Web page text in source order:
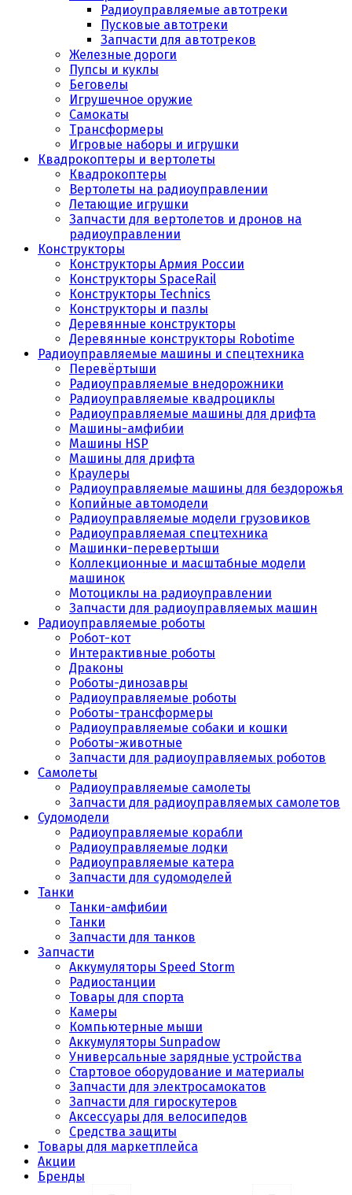
Радиоуправляемые автотреки
Пусковые автотреки
Запчасти для автотреков
Железные дороги
Пупсы и куклы
Беговелы
Игрушечное оружие
Самокаты
Трансформеры
Игровые наборы и игрушки
Квадрокоптеры и вертолеты
Квадрокоптеры
Вертолеты на радиоуправлении
Летающие игрушки
Запчасти для вертолетов и дронов на
радиоуправлении
Конструкторы
Конструкторы Армия России
Конструкторы SpaceRail
Конструкторы Technics
Конструкторы и пазлы
Деревянные конструкторы
Деревянные конструкторы Robotime
Радиоуправляемые машины и спецтехника
Перевёртыши
Радиоуправляемые внедорожники
Радиоуправляемые квадроциклы
Радиоуправляемые машины для дрифта
Машины-амфибии
Машины HSP
Машины для дрифта
Краулеры
Радиоуправляемые машины для бездорожья
Копийные автомодели
Радиоуправляемые модели грузовиков
Радиоуправляемая спецтехника
Машинки-перевертыши
Коллекционные и масштабные модели
машинок
Мотоциклы на радиоуправлении
Запчасти для радиоуправляемых машин
Радиоуправляемые роботы
Робот-кот
Интерактивные роботы
Драконы
Роботы-динозавры
Радиоуправляемые роботы
Роботы-трансформеры
Радиоуправляемые собаки и кошки
Роботы-животные
Запчасти для радиоуправляемых роботов
Самолеты
Радиоуправляемые самолеты
Запчасти для радиоуправляемых самолетов
Судомодели
Радиоуправляемые корабли
Радиоуправляемые лодки
Радиоуправляемые катера
Запчасти для судомоделей
Танки
Танки-амфибии
Танки
Запчасти для танков
Запчасти
Аккумуляторы Speed Storm
Радиостанции
Товары для спорта
Камеры
Компьютерные мыши
Аккумуляторы Sunpadow
Универсальные зарядные устройства
Стартовое оборудование и материалы
Запчасти для электросамокатов
Запчасти для гироскутеров
Аксессуары для велосипедов
Средства защиты
Товары для маркетплейса
Акции
Бренды